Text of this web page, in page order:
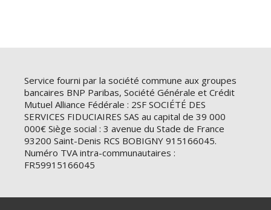
Service fourni par la société commune aux groupes
bancaires BNP Paribas, Société Générale et Crédit
Mutuel Alliance Fédérale : 2SF SOCIÉTÉ DES
SERVICES FIDUCIAIRES SAS au capital de 39 000
000€ Siège social : 3 avenue du Stade de France
93200 Saint-Denis RCS BOBIGNY 915166045.
Numéro TVA intra-communautaires :
FR59915166045